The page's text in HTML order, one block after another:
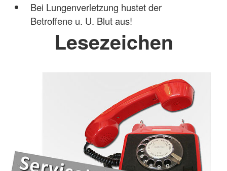
Bei Lungenverletzung hustet der
Betroffene u. U. Blut aus!
Lesezeichen